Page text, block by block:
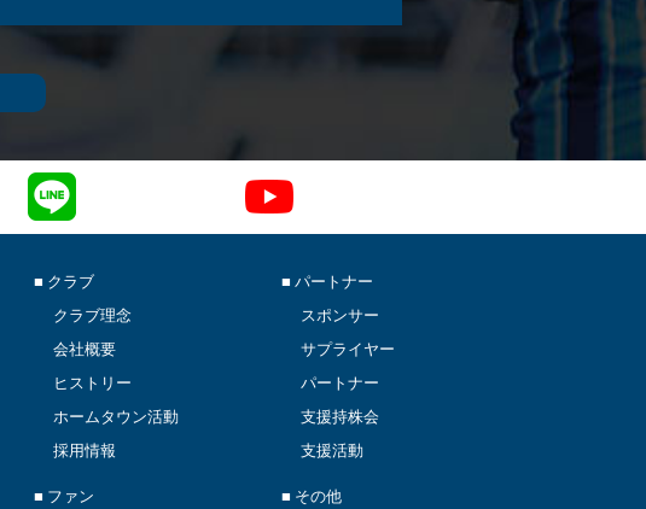
■ クラブ
クラブ理念
会社概要
ヒストリー
ホームタウン活動
採用情報
■ ファン
■ パートナー
スポンサー
サプライヤー
パートナー
支援持株会
支援活動
■ その他